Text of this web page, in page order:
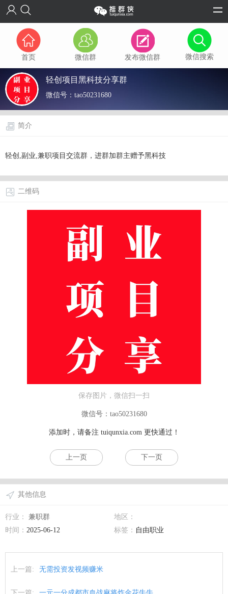
首页 微信群 发布微信群 微信搜索
轻创项目黑科技分享群
微信号： tao50231680
简介
轻创,副业,兼职项目交流群，进群加群主赠予黑科技
二维码
保存图片，微信扫一扫
微信号：tao50231680
添加时，请备注 tuiqunxia.com更快通过！
上一页 下一页
其他信息
行业： 兼职群
地区：
时间： 2025-06-12 标签： 自由职业
上一篇: 无需投资发视频赚米